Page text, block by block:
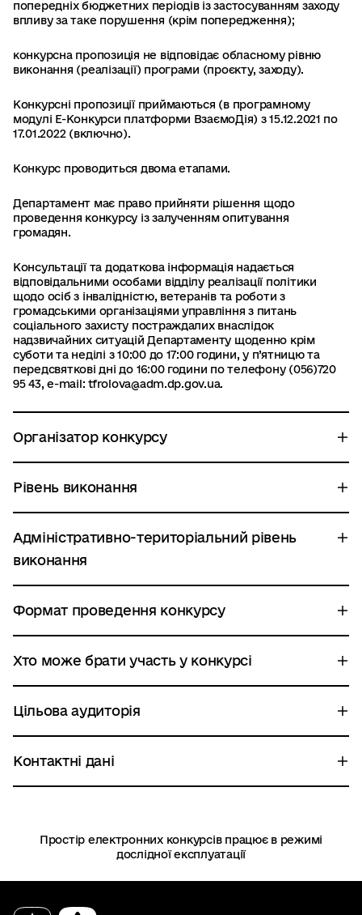
попередніх бюджетних періодів із застосуванням заходу
впливу за таке порушення (крім попередження);
конкурсна пропозиція не відповідає обласному рівню
виконання (реалізації) програми (проєкту, заходу).
Конкурсні пропозиції приймаються (в програмному
модулі Е-Конкурси платформи ВзаємоДія) з 15.12.2021 по
17.01.2022 (включно).
Конкурс проводиться двома етапами.
Департамент має право прийняти рішення щодо
проведення конкурсу із залученням опитування
громадян.
Консультації та додаткова інформація надається
відповідальними особами відділу реалізації політики
щодо осіб з інвалідністю, ветеранів та роботи з
громадськими організаціями управління з питань
соціального захисту постраждалих внаслідок
надзвичайних ситуацій Департаменту щоденно крім
суботи та неділі з 10:00 до 17:00 години, у п’ятницю та
передсвяткові дні до 16:00 години по телефону (056)720
95 43, e-mail: tfrolova@adm.dp.gov.ua.
Організатор конкурсу
Рівень виконання
Адміністративно-територіальний рівень
виконання
Формат проведення конкурсу
Хто може брати участь у конкурсі
Цільова аудиторія
Контактні дані
Простір електронних конкурсів працює в режимі
дослідної експлуатації